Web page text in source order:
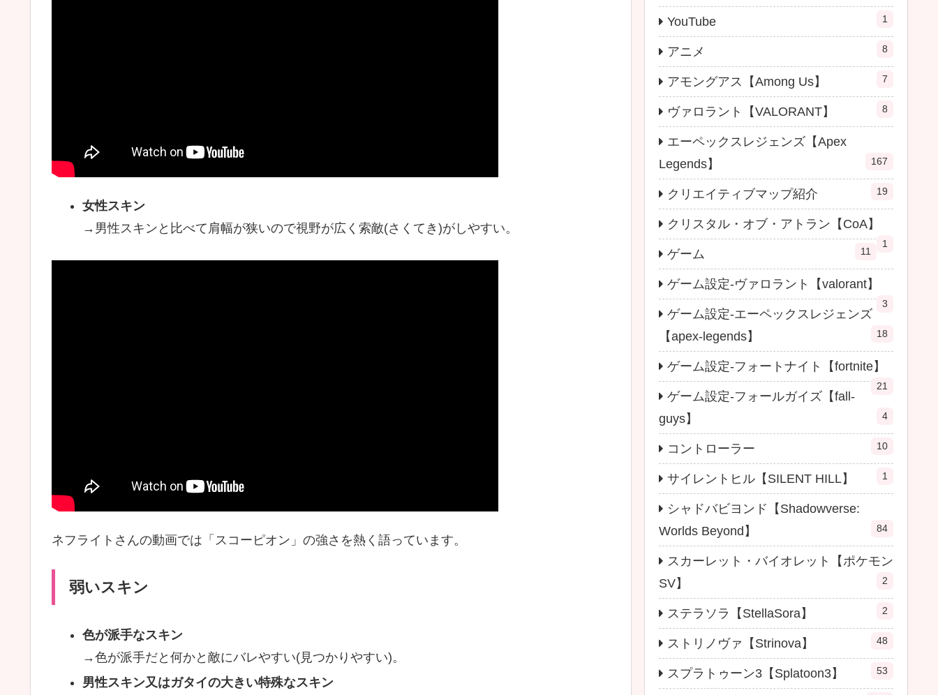
女性スキン
→男性スキンと比べて肩幅が狭いので視野が広く索敵(さくてき)がしやすい。
ネフライトさんの動画では「スコーピオン」の強さを熱く語っています。
弱いスキン
色が派手なスキン
→色が派手だと何かと敵にバレやすい(見つかりやすい)。
男性スキン又はガタイの大きい特殊なスキン
YouTube 1
アニメ 8
アモングアス【Among Us】 7
ヴァロラント【VALORANT】 8
エーペックスレジェンズ【Apex
Legends】
167
クリエイティブマップ紹介 19
クリスタル・オブ・アトラン【CoA】
1
ゲーム 11
ゲーム設定-ヴァロラント【valorant】
3
ゲーム設定-エーペックスレジェンズ
【apex-legends】
18
ゲーム設定-フォートナイト【fortnite】
21
ゲーム設定-フォールガイズ【fall-
guys】
4
コントローラー 10
サイレントヒル【SILENT HILL】 1
シャドバビヨンド【Shadowverse:
Worlds Beyond】
84
スカーレット・バイオレット【ポケモン
SV】
2
ステラソラ【StellaSora】 2
ストリノヴァ【Strinova】 48
スプラトゥーン3【Splatoon3】 53